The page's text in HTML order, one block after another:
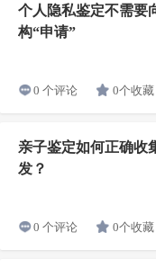
个人隐私鉴定不需要
构“申请”
0 个评论 0个收藏
亲子鉴定如何正确收
发？
0 个评论 0个收藏